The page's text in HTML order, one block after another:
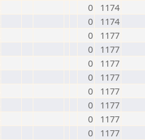
0
1174
0
1174
0
1177
0
1177
0
1177
0
1177
0
1177
0
1177
0
1177
0
1177